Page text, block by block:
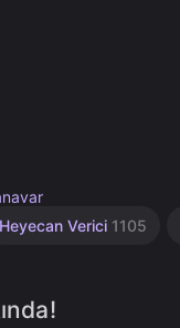
Heyecan Verici 1105